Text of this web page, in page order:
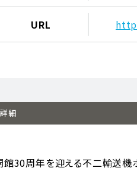
URL
細
館30周年を迎える不二輸送機